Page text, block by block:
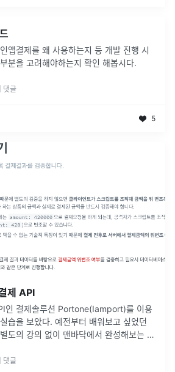
앱결제를 왜 사용하는지 등 개발 진행 시
분을 고려해야하는지 확인 해봅시다.
댓글
5
제 API
인 결제솔루션 Portone(Iamport)를 이용
전부터 배워보고 싶었던
도의 강의 없이 맨바닥에서 완성해보는 첫
댓글